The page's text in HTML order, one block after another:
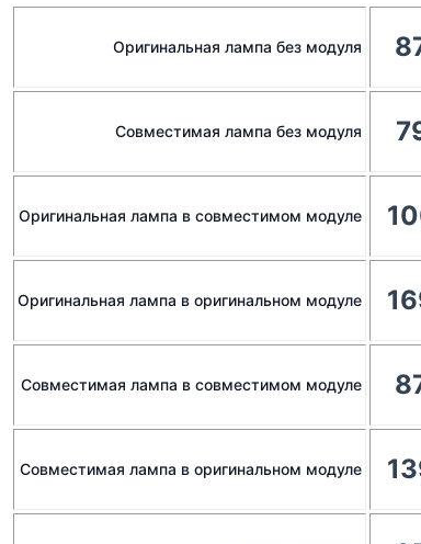
Оригинальная лампа без модуля
Совместимая лампа без модуля
Оригинальная лампа в совместимом модуле
Оригинальная лампа в оригинальном модуле
Совместимая лампа в совместимом модуле
Совместимая лампа в оригинальном модуле